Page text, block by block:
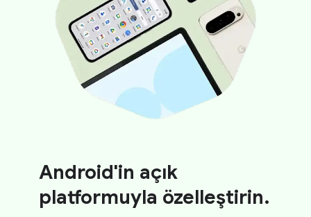
Android'in açık
platformuyla özelleştirin.